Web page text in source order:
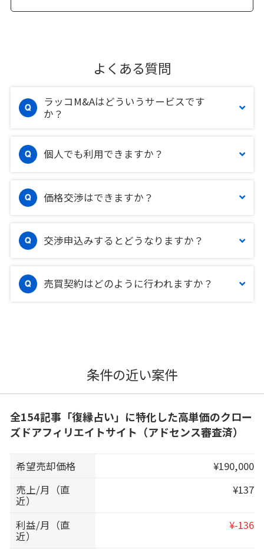
よくある質問
ラッコM&Aはどういうサービスです
か？
個人でも利用できますか？
価格交渉はできますか？
交渉申込みするとどうなりますか？
売買契約はどのように行われますか？
条件の近い案件
全154記事「復縁占い」に特化した高単価のクロー
ズドアフィリエイトサイト（アドセンス審査済）
希望売却価格
¥190,000
売上/月（直
近）
¥137
利益/月（直
近）
¥-136